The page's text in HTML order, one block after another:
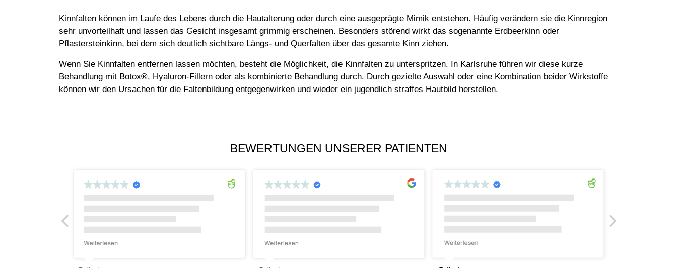
Kinnfalten können im Laufe des Lebens durch die Hautalterung oder durch eine ausgeprägte Mimik entstehen. Häufig verändern sie die Kinnregion
sehr unvorteilhaft und lassen das Gesicht insgesamt grimmig erscheinen. Besonders störend wirkt das sogenannte Erdbeerkinn oder
Pflastersteinkinn, bei dem sich deutlich sichtbare Längs- und Querfalten über das gesamte Kinn ziehen.
Wenn Sie Kinnfalten entfernen lassen möchten, besteht die Möglichkeit, die Kinnfalten zu unterspritzen. In Karlsruhe führen wir diese kurze
Behandlung mit Botox®, Hyaluron-Fillern oder als kombinierte Behandlung durch. Durch gezielte Auswahl oder eine Kombination beider Wirkstoffe
können wir den Ursachen für die Faltenbildung entgegenwirken und wieder ein jugendlich straffes Hautbild herstellen.
BEWERTUNGEN UNSERER PATIENTEN